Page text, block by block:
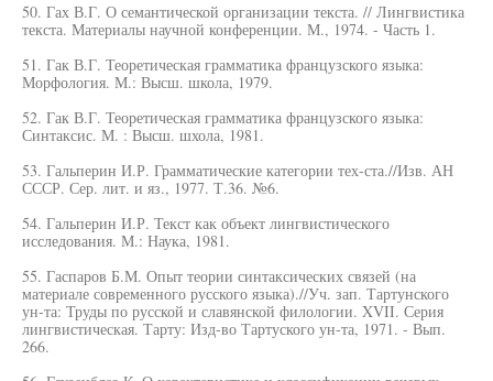
50. Гах В.Г. О семантической организации текста. // Лингвистика
текста. Материалы научной конференции. М., 1974. - Часть 1.
51. Гак В.Г. Теоретическая грамматика французского языка:
Морфология. М.: Высш. школа, 1979.
52. Гак В.Г. Теоретическая грамматика французского языка:
Синтаксис. М. : Высш. шхола, 1981.
53. Гальперин И.Р. Грамматические категории тех-ста.//Изв. АН
СССР. Сер. лит. и яз., 1977. Т.36. №6.
54. Гальперин И.Р. Текст как объект лингвистического
исследования. М.: Наука, 1981.
55. Гаспаров Б.М. Опыт теории синтаксических связей (на
материале современного русского языка).//Уч. зап. Тартунского
ун-та: Труды по русской и славянской филологии. XVII. Серия
лингвистическая. Тарту: Изд-во Тартуского ун-та, 1971. - Вып.
266.